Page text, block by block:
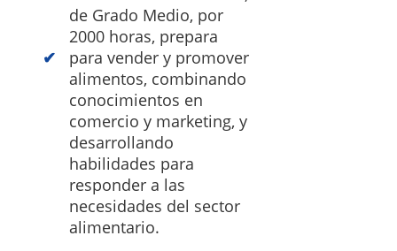
de Grado Medio, por
2000 horas, prepara
para vender y promover
alimentos, combinando
conocimientos en
comercio y marketing, y
desarrollando
habilidades para
responder a las
necesidades del sector
alimentario.